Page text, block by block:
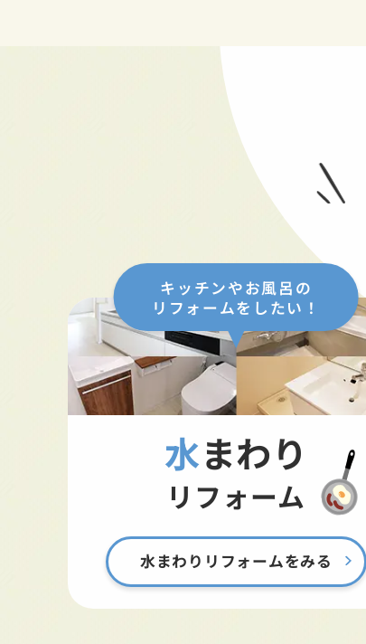
キッチンやお風呂の
リフォームをしたい！
水まわり
リフォーム
水まわりリフォームをみる